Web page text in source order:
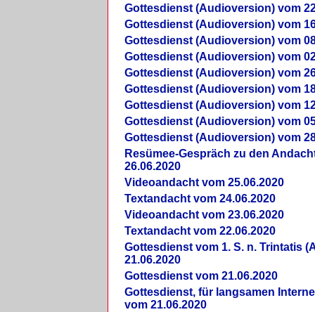
Gottesdienst (Audioversion) vom
Gottesdienst (Audioversion) vom
Gottesdienst (Audioversion) vom
Gottesdienst (Audioversion) vom
Gottesdienst (Audioversion) vom
Gottesdienst (Audioversion) vom
Gottesdienst (Audioversion) vom
Gottesdienst (Audioversion) vom
Gottesdienst (Audioversion) vom
Re­sü­mee-Gespräch zu den
26.06.2020
Videoandacht vom 25.06.2020
Textandacht vom 24.06.2020
Videoandacht vom 23.06.2020
Textandacht vom 22.06.2020
Gottesdienst vom 1. S. n. Trintatis
21.06.2020
Gottesdienst vom 21.06.2020
Gottesdienst, für langsamen
vom 21.06.2020